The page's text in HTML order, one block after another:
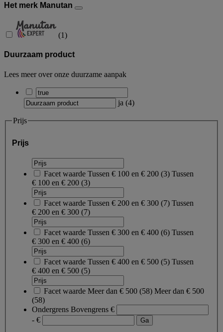
Het merk Manutan
(1)
Duurzaam product
Lees meer over onze duurzame aanpak
ja (4)
Prijs
Prijs
Facet waarde Tussen € 100 en € 200 (3) Tussen
€ 100 en € 200 (3)
Facet waarde Tussen € 200 en € 300 (7) Tussen
€ 200 en € 300 (7)
Facet waarde Tussen € 300 en € 400 (6) Tussen
€ 300 en € 400 (6)
Facet waarde Tussen € 400 en € 500 (5) Tussen
€ 400 en € 500 (5)
Facet waarde Meer dan € 500 (58) Meer dan € 500
(58)
Ondergrens Bovengrens €
- €